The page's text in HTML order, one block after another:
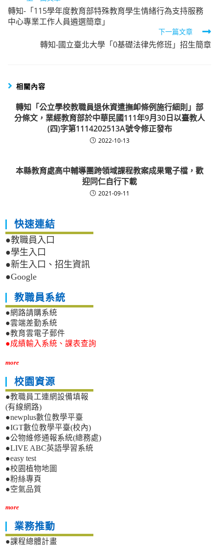
more
articles
轉知-「115學年度教育部特殊教育學生情緒行為支持服務
中心專業工作人員遴選簡章」
下一篇文章
轉知-國立臺北大學「0基礎法律先修班」招生簡章
相關內容
轉知「公立學校教職員退休資遣撫卹條例施行細則」部
分條文，業經教育部於中華民國111年9月30日以臺教人
(四)字第1114202513A號令修正發布
2022-10-13
本縣教育處高中輔導團跨領域課程教案成果電子檔，歡
迎同仁自行下載
2021-09-11
快速連結
●教職員入口
●學生入口
●新生入口、招生資訊
●Google
教職員系統
●網路請購系統
●雲端差勤系統
●教育雲電子郵件
●成績輸入系統、課表查詢
more
校園資源
●教職員工連網設備填報
(有線網路)
●newplus數位教學平臺
●IGT數位教學平臺(校內)
●公物維修通報系統(總務處)
●LIVE ABC英語學習系統
●easy test
●校園植物地圖
●粉絲專頁
●空氣品質
more
業務推動
●課程總體計畫